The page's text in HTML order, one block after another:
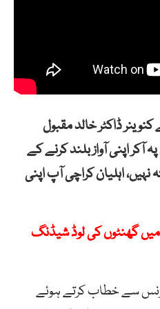
ڈاکٹر خالد مقبول
اپنی آواز بلند کرنے کے
اہلیان کراچی آپ اپنی
میں گھنٹوں کی لوڈ شیڈنگ
سے خطاب کرتے ہوئے